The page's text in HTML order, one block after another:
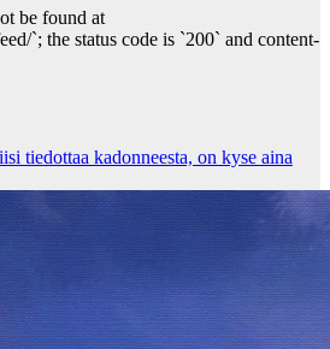
be found at
`; the status code is `200` and content-
tiedottaa kadonneesta, on kyse aina